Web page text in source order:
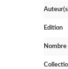
Edition
Nombre